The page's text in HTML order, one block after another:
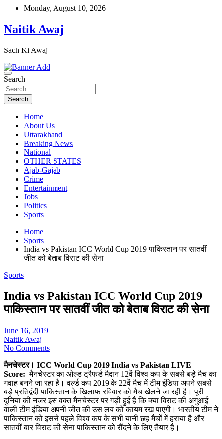
Skip
content
Monday, August 10, 2026
Naitik Awaj
Sach Ki Awaj
Search
Search
Home
About Us
Uttarakhand
Breaking News
National
OTHER STATES
Ajab-Gajab
Crime
Entertainment
Jobs
Politics
Sports
Home
Sports
India vs Pakistan ICC World Cup 2019 पाकिस्तान पर सातवीं
जीत को बेताब विराट की सेना
Sports
India vs Pakistan ICC World Cup 2019
पाकिस्तान पर सातवीं जीत को बेताब विराट की सेना
June 16, 2019
Naitik Awaj
No Comments
मैनचेस्टर। ICC World Cup 2019 India vs Pakistan LIVE
Score: मैनचेस्टर का ओल्ड ट्रैफर्ड मैदान 12वें विश्व कप के सबसे बड़े मैच का
गवाह बनने जा रहा है। वर्ल्ड कप 2019 के 22वें मैच में टीम इंडिया अपने सबसे
बड़े प्रतिद्वंदी पाकिस्तान के खिलाफ रविवार को मैच खेलने जा रही है। पूरी
दुनिया की नजर इस वक्त मैनचेस्टर पर गड़ी हुई है कि क्या विराट की अगुआई
वाली टीम इंडिया अपनी जीत की उस लय को कायम रख पाएगी। भारतीय टीम ने
पाकिस्तान को इससे पहले विश्व कप के सभी यानी छह मैचों में हराया है और
सातवीं बार विराट की सेना पाकिस्तान को रौंदने के लिए तैयार है।